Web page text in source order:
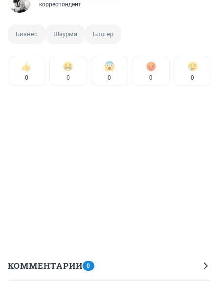
корреспондент
Бизнес Шаурма Блогер
0 0 0 0 0
КОММЕНТАРИИ 0